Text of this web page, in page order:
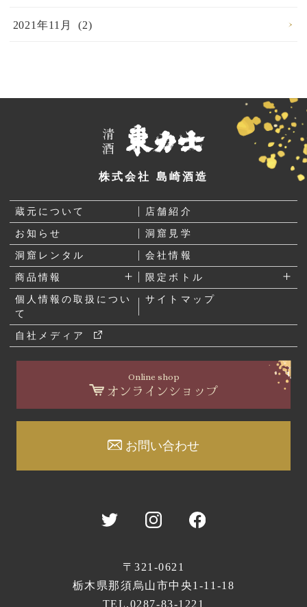
2021年11月 (2)
株式会社 島崎酒造
蔵元について 店舗紹介
お知らせ 洞窟見学
洞窟レンタル 会社情報
商品情報 限定ボトル
個人情報の取扱につい
て
サイトマップ
自社メディア
Online shop
オンラインショップ
お問い合わせ
〒321-0621
栃木県那須烏山市中央1-11-18
TEL.0287-83-1221